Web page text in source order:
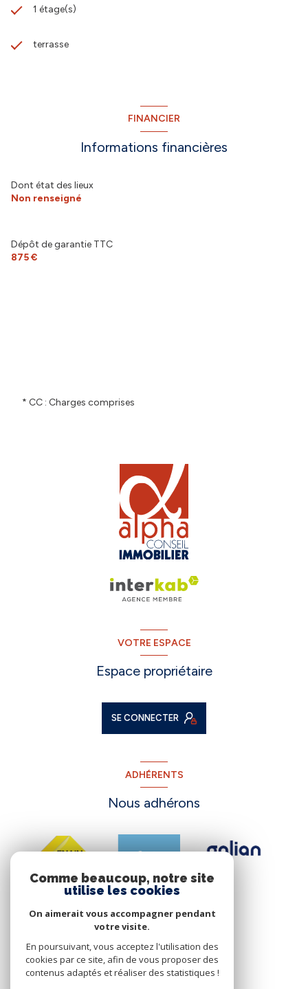
1 étage(s)
terrasse
FINANCIER
Informations financières
Dont état des lieux
Non renseigné
Dépôt de garantie TTC
875 €
* CC : Charges comprises
VOTRE ESPACE
Espace propriétaire
SE CONNECTER
ADHÉRENTS
Nous adhérons
Comme beaucoup, notre site
utilise les cookies
On aimerait vous accompagner pendant
votre visite.
En poursuivant, vous acceptez l'utilisation des
cookies par ce site, afin de vous proposer des
contenus adaptés et réaliser des statistiques !